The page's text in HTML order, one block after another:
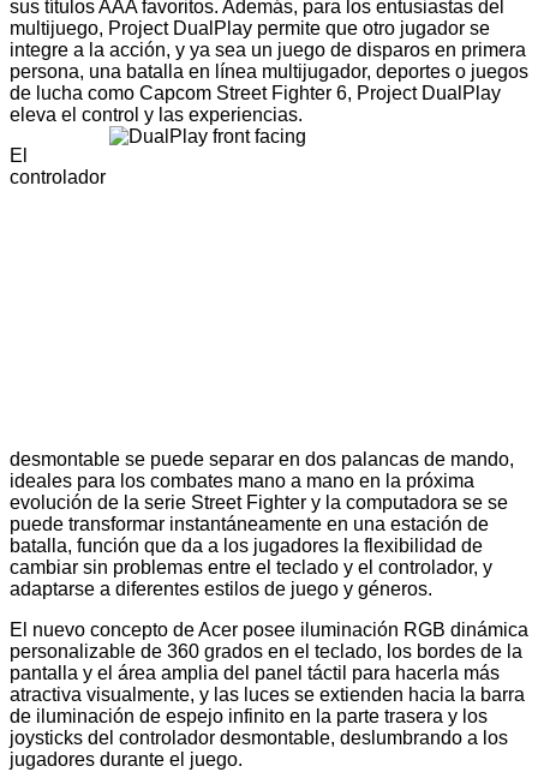
sus títulos AAA favoritos. Además, para los entusiastas del
multijuego, Project DualPlay permite que otro jugador se
integre a la acción, y ya sea un juego de disparos en primera
persona, una batalla en línea multijugador, deportes o juegos
de lucha como Capcom Street Fighter 6, Project DualPlay
eleva el control y las experiencias.
El
controlador
desmontable se puede separar en dos palancas de mando,
ideales para los combates mano a mano en la próxima
evolución de la serie Street Fighter y la computadora se se
puede transformar instantáneamente en una estación de
batalla, función que da a los jugadores la flexibilidad de
cambiar sin problemas entre el teclado y el controlador, y
adaptarse a diferentes estilos de juego y géneros.
El nuevo concepto de Acer posee iluminación RGB dinámica
personalizable de 360 grados en el teclado, los bordes de la
pantalla y el área amplia del panel táctil para hacerla más
atractiva visualmente, y las luces se extienden hacia la barra
de iluminación de espejo infinito en la parte trasera y los
joysticks del controlador desmontable, deslumbrando a los
jugadores durante el juego.